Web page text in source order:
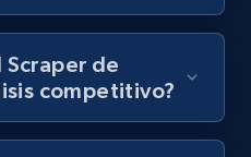
more.
Prueba gratuita
Scraper de
competitivo?